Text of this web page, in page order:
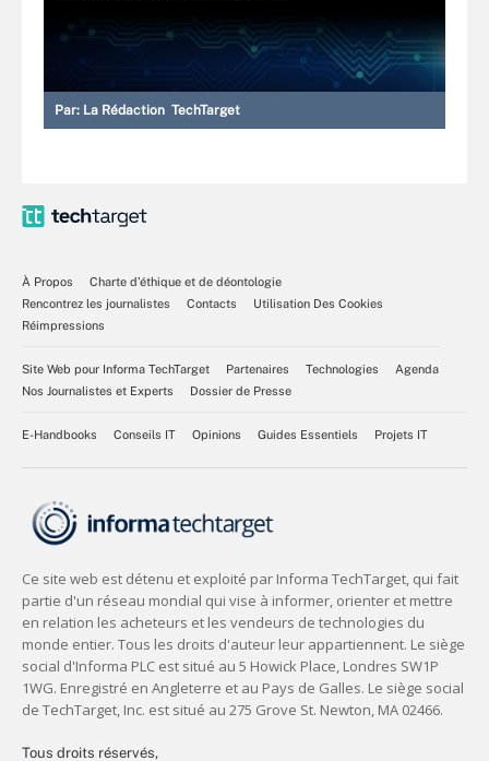
Par: La Rédaction TechTarget
À Propos
Charte d’éthique et de déontologie
Rencontrez les journalistes
Contacts
Utilisation Des Cookies
Réimpressions
Site Web pour Informa TechTarget Partenaires Technologies
Agenda
Nos Journalistes et Experts
Dossier de Presse
E-Handbooks Conseils IT Opinions Guides Essentiels Projets IT
Tous droits réservés,